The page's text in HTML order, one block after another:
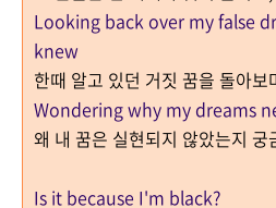
Looking back over my false
knew
한때 알고 있던 거짓 꿈을 돌아보
Wondering why my dreams
왜 내 꿈은 실현되지 않았는지 궁
Is it because I'm black?